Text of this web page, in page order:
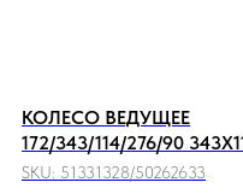
КОЛЕСО ВЕДУЩЕЕ
172/343/114/276/90
SKU: 51331328/50262633